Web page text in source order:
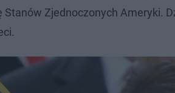
Zjednoczonych Ameryki.